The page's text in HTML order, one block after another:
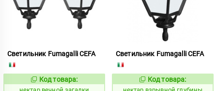
Светильник Fumagalli CEFA
Код:
1126652
Код товара:
Светильник Fumagalli CEFA
Код:
1126767
Код товара: